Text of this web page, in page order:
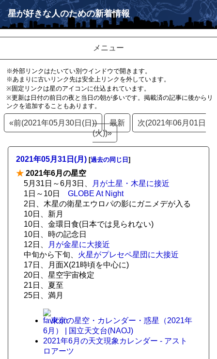
星が好きな人のための新着情報
メニュー
※外部リンクはたいてい別ウインドウで開きます。
※あまりに古いリンク先は安全上リンクを外しています。
※固定リンクは星のアイコンに仕込まれています。
※更新は日付の前日の夜と当日の朝が多いです。掲載済の記事に後からリ
ンクを追加することもあります。
«前(2021年05月30日(日)) 最新
次(2021年06月01日
(火))»
2021年05月31日(月) [過去の同じ日 ]
★ 2021年6月の星空
5月31日～6月3日、
月が土星・木星に接近
1日～10日 GLOBE At Night
2日、木星の衛星エウロパの影にガニメデが入る
10日、新月
10日、金環日食(日本では見られない)
10日、時の記念日
12日、
月が金星に大接近
中旬から下旬、 火星がプレセペ星団に大接近
17日、月面X(21時頃を中心に)
20日、星空宇宙検定
21日、夏至
25日、満月
東京の星空・カレンダー・惑星（2021年
6月） | 国立天文台(NAOJ)
2021年6月の天文現象カレンダー - アスト
ロアーツ